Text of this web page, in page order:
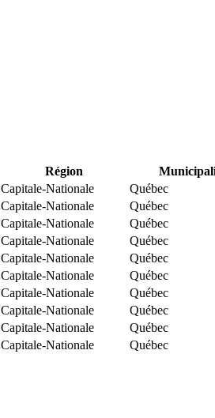
Région
Capitale-Nationale
Québec
Capitale-Nationale
Québec
Capitale-Nationale
Québec
Capitale-Nationale
Québec
Capitale-Nationale
Québec
Capitale-Nationale
Québec
Capitale-Nationale
Québec
Capitale-Nationale
Québec
Capitale-Nationale
Québec
Capitale-Nationale Québec